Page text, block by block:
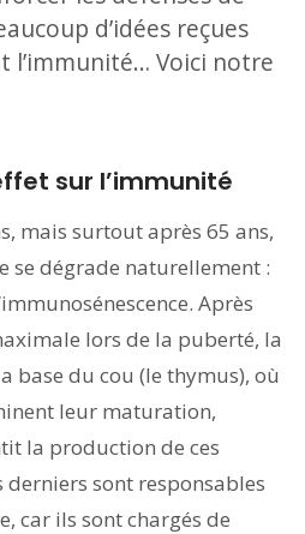
d’idées reçues
l’immunité… Voici notre
sur l’immunité
mais surtout après 65 ans,
se dégrade naturellement :
Après
lors de la puberté, la
base du cou (le thymus), où
leur maturation,
la production de ces
derniers sont responsables
car ils sont chargés de